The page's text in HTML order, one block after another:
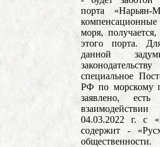
порта
компенсационные
моря,
этого порта.
данной
специальное
РФ по морскому
заявлено,
04.03.2022 г. с
содержит -
общественности.